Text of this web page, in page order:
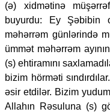
(ə) xidmətinə
buyurdu: Ey Şəbibin
məhərrəm günlərində
ümmət məhərrəm
(s) ehtiramını
bizim hörməti
əsir etdilər. Bizim
Allahın Rəsuluna (s)